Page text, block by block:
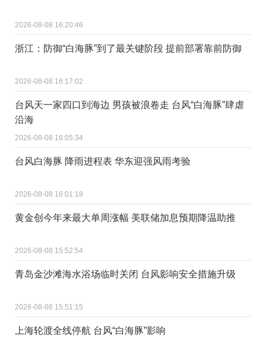
2026-08-08 16:20:46
浙江：防御“白海豚”到了最关键阶段 提前部署靠前防御
2026-08-08 16:17:02
台风天一家四口到海边 男孩被浪卷走 台风“白海豚”肆虐
沿海
2026-08-08 16:05:34
台风白海豚 降雨进程表 华东迎强风雨考验
2026-08-08 16:01:18
黄金创今年来最大单周涨幅 美联储加息预期降温助推
2026-08-08 15:52:54
青岛金沙滩海水浴场临时关闭 台风影响安全措施升级
2026-08-08 15:51:15
上海轮渡全线停航 台风“白海豚”影响